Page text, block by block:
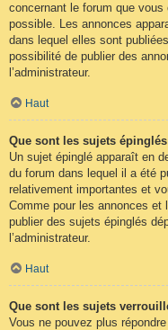
concernant le forum que
possible. Les annonces
dans lequel elles sont
possibilité de publier des
l’administrateur.
Haut
Que sont les sujets
Un sujet épinglé apparaît en
du forum dans lequel il a été
relativement importantes et
Comme pour les annonces
publier des sujets épinglés
l’administrateur.
Haut
Que sont les sujets
Vous ne pouvez plus